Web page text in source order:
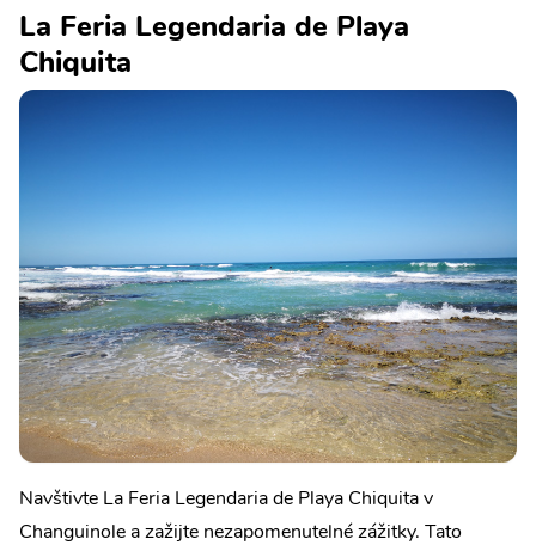
La Feria Legendaria de Playa
Chiquita
Navštivte La Feria Legendaria de Playa Chiquita v
Changuinole a zažijte nezapomenutelné zážitky. Tato